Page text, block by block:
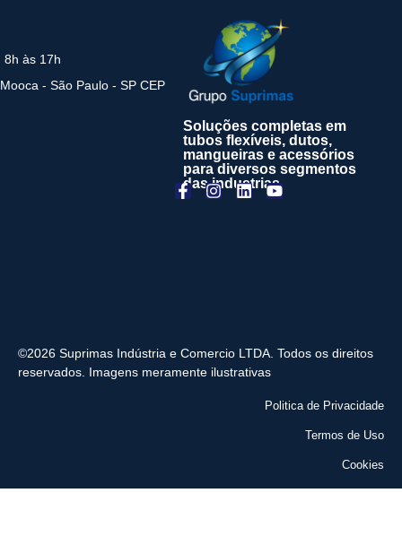
Soluções completas em
tubos flexíveis, dutos,
mangueiras e acessórios
para diversos segmentos
das industrias
8h às 17h
- São Paulo - SP CEP
©2026 Suprimas Indústria e Comercio LTDA. Todos os direitos
reservados. Imagens meramente ilustrativas
Politica de Privacidade
Termos de Uso
Cookies